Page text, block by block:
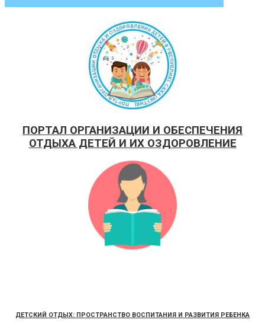
ПОРТАЛ ОРГАНИЗАЦИИ И ОБЕСПЕЧЕНИЯ
ОТДЫХА ДЕТЕЙ И ИХ ОЗДОРОВЛЕНИЕ
ДЕТСКИЙ ОТДЫХ: ПРОСТРАНСТВО ВОСПИТАНИЯ И РАЗВИТИЯ РЕБЕНКА